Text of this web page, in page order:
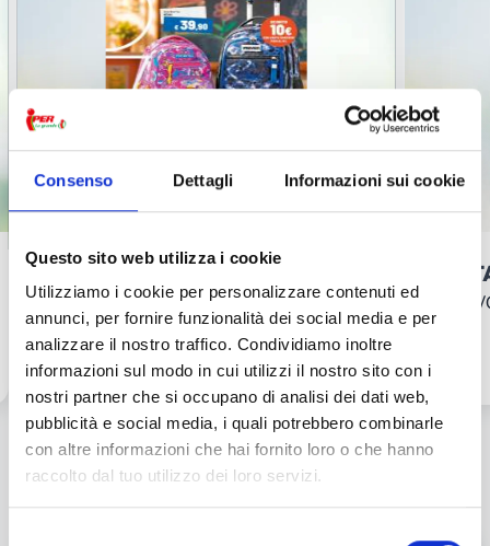
Consenso Dettagli Informazioni sui cookie
Questo sito web utilizza i cookie
Utilizziamo i cookie per personalizzare contenuti ed
annunci, per fornire funzionalità dei social media e per
analizzare il nostro traffico. Condividiamo inoltre
informazioni sul modo in cui utilizzi il nostro sito con i
nostri partner che si occupano di analisi dei dati web,
pubblicità e social media, i quali potrebbero combinarle
con altre informazioni che hai fornito loro o che hanno
raccolto dal tuo utilizzo dei loro servizi.
LA SCUOLA CHIAMA!
Dal 09/07/2026 al 27/09/2026 Dal